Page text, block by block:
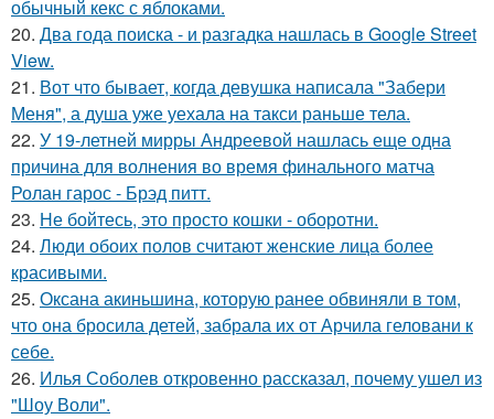
обычный кекс с яблоками.
20. Два года поиска - и разгадка нашлась в Google Street
View.
21. Вот что бывает, когда девушка написала "Забери
Меня", а душа уже уехала на такси раньше тела.
22. У 19-летней мирры Андреевой нашлась еще одна
причина для волнения во время финального матча
Ролан гарос - Брэд питт.
23. Не бойтесь, это просто кошки - оборотни.
24. Люди обоих полов считают женские лица более
красивыми.
25. Оксана акиньшина, которую ранее обвиняли в том,
что она бросила детей, забрала их от Арчила геловани к
себе.
26. Илья Соболев откровенно рассказал, почему ушел из
"Шоу Воли".